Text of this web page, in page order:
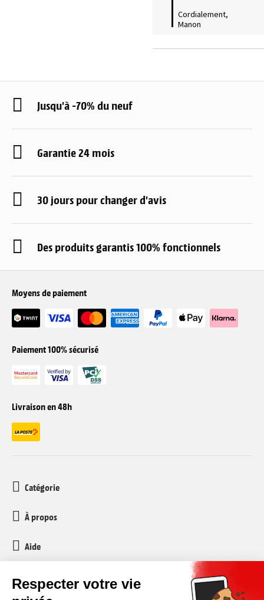
Cordialement,
Manon
Jusqu'à -70% du neuf
Garantie 24 mois
30 jours pour changer d'avis
Des produits garantis 100% fonctionnels
Moyens de paiement
Paiement 100% sécurisé
Livraison en 48h
Catégorie
À propos
Aide
Service client